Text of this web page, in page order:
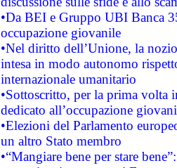
•Da BEI e Gruppo UBI Banca
occupazione giovanile
•Nel diritto dell’Unione, la
intesa in modo autonomo
internazionale umanitario
•Sottoscritto, per la prima volta
dedicato all’occupazione
•Elezioni del Parlamento
un altro Stato membro
•“Mangiare bene per stare